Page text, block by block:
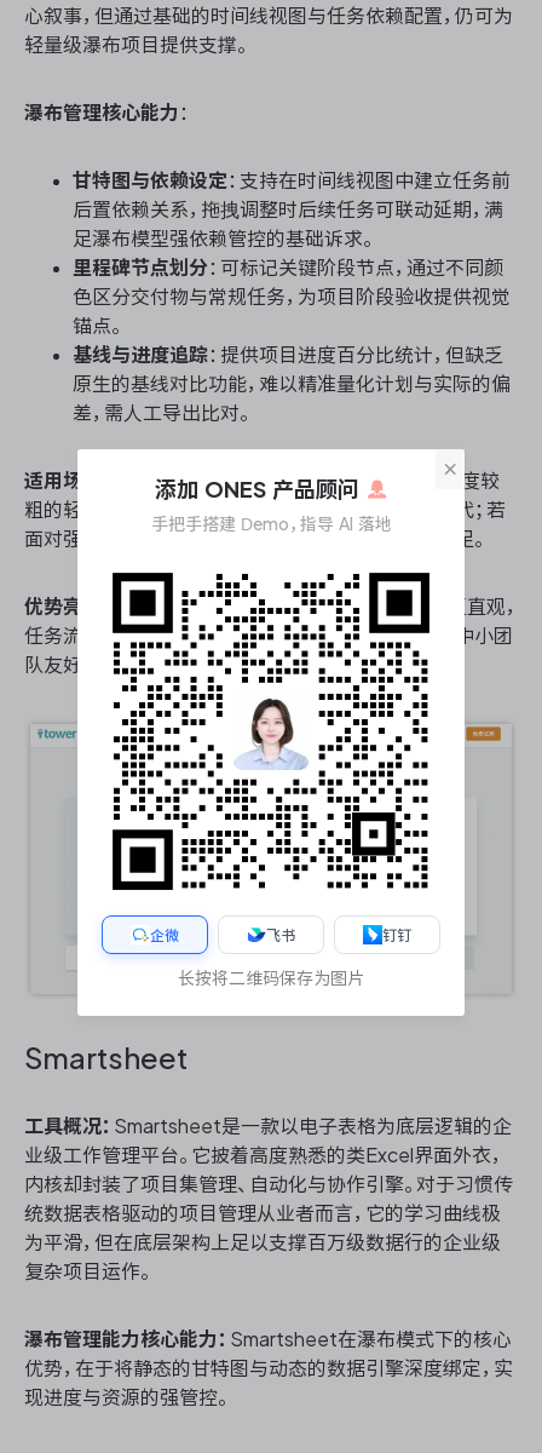
心叙事，但通过基础的时间线视图与任务依赖配置，仍可为
轻量级瀑布项目提供支撑。
瀑布管理核心能力 ：
甘特图与依赖设定 ：支持在时间线视图中建立任务前
后置依赖关系，拖拽调整时后续任务可联动延期，满
足瀑布模型强依赖管控的基础诉求。
里程碑节点划分：可标记关键阶段节点，通过不同颜
色区分交付物与常规任务，为项目阶段验收提供视觉
锚点。
基线与进度追踪：提供项目进度百分比统计，但缺乏
原生的基线对比功能，难以精准量化计划与实际的偏
差，需人工导出比对。
适用场景
：适合20人以内、流程相对标准且管控颗粒度较
粗的轻量级瀑布项目，如短期市场活动、小型产品迭代；若
面对强合规、多阶段交叉的复杂工程，则显得纵深不足。
优势亮点
：上手门槛极低，团队推广阻力小；界面交互直观，
任务流转与沟通闭环顺畅；订阅成本较低，对初创及中小团
队友好。
Smartsheet
工具概况： Smartsheet是一款以电子表格为底层逻辑的企
业级工作管理平台。它披着高度熟悉的类Excel界面外衣，
内核却封装了项目集管理、自动化与协作引擎。对于习惯传
统数据表格驱动的项目管理从业者而言，它的学习曲线极
为平滑，但在底层架构上足以支撑百万级数据行的企业级
复杂项目运作。
瀑布管理能力核心能力： Smartsheet在瀑布模式下的核心
优势，在于将静态的甘特图与动态的数据引擎深度绑定，实
现进度与资源的强管控。
×
添加 ONES 产品顾问
手把手搭建 Demo，指导 AI 落地
企微 飞书 钉钉
长按将二维码保存为图片